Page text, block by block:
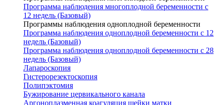
Программа наблюдения многоплодной беременности с
12 недель (Базовый)
Программы наблюдения одноплодной беременности
Программа наблюдения одноплодной беременности с 12
недель (Базовый)
Программа наблюдения одноплодной беременности с 28
недель (Базовый)
Лапароскопия
Гистерорезектоскопия
Полипэктомия
Бужирование цервикального канала
Аргоноплазменная коагуляция шейки матки